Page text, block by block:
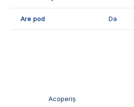
- parchet laminat;
- usi interioare celulare.
📞Pentru mai multe detalii sau
Are pod Da
Acoperiș